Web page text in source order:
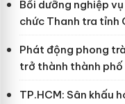
Bồi dưỡng nghiệp
chức Thanh tra tỉnh
Phát động phong
trở thành thành phố
TP.HCM: Sân khấu